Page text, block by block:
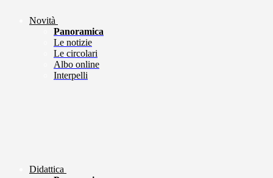
Novità
Panoramica
Le notizie
Le circolari
Albo online
Interpelli
Didattica